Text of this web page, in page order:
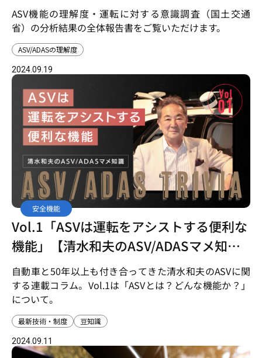
ASV機能の理解度・運転に対する意識調査（国土交通
省）の分析結果の全体報告書をご覧いただけます。
ASV/ADASの理解度
2024.09.19
安全機能
Vol.1「ASVは運転をアシストする便利な
機能」【清水和夫のASV/ADASマメ知
識】
自動車と50年以上も付き合ってきた清水和夫のASVに関
する連載コラム。Vol.1は「ASVとは？どんな機能か？」
について。
最新技術・制度 豆知識
2024.09.11